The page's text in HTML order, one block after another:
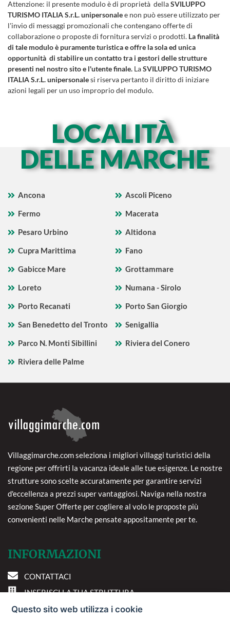
Attenzione: il presente modulo è di proprietà dellaSVILUPPO
TURISMO ITALIA S.r.L. unipersonalee non può essere utilizzato per
l'invio di messaggi promozionali che contengano offerte di
collaborazione o proposte di fornitura servizi o prodotti. La finalità
di tale modulo è puramente turistica e offre la sola ed unica
opportunità di stabilire un contatto tra i gestori delle strutture
presenti nel nostro sito e l'utente finale. LaSVILUPPO TURISMO
ITALIA S.r.L. unipersonalesi riserva pertanto il diritto di iniziare
azioni legali per un uso improprio del modulo.
LOCALITÀ
DELLE MARCHE
Ancona
Ascoli Piceno
Fermo
Macerata
Pesaro Urbino
Altidona
Cupra Marittima
Fano
Gabicce Mare
Grottammare
Loreto
Numana - Sirolo
Porto Recanati
Porto San Giorgio
San Benedetto del Tronto
Senigallia
Parco N. Monti Sibillini
Riviera del Conero
Riviera delle Palme
Villaggimarche.com seleziona i migliori villaggi turistici della
regione per offrirti la vacanza ideale alle tue esigenze. Le nostre
strutture sono scelte accuratamente per garantire servizi
d'eccellenza a prezzi super vantaggiosi. Naviga nella nostra
sezione Super Offerte per cogliere al volo le proposte più
convenienti nelle Marche pensate appositamente per te.
INFORMAZIONI
CONTATTACI
INSERISCI LA TUA STRUTTURA
PREFERENZE COOKIE
Questo sito web utilizza i cookie